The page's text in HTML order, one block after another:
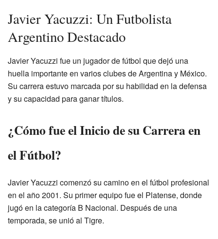
Javier Yacuzzi: Un Futbolista
Argentino Destacado
Javier Yacuzzi fue un jugador de fútbol que dejó una
huella importante en varios clubes de Argentina y México.
Su carrera estuvo marcada por su habilidad en la defensa
y su capacidad para ganar títulos.
¿Cómo fue el Inicio de su Carrera en
el Fútbol?
Javier Yacuzzi comenzó su camino en el fútbol profesional
en el año 2001. Su primer equipo fue el Platense, donde
jugó en la categoría B Nacional. Después de una
temporada, se unió al Tigre.